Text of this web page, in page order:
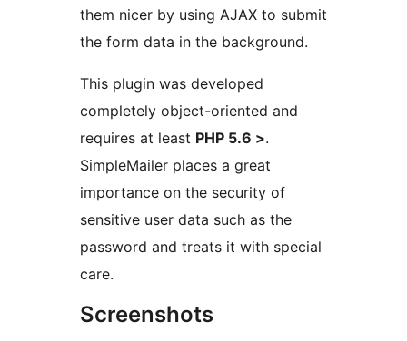
them nicer by using AJAX to submit
the form data in the background.
This plugin was developed
completely object-oriented and
requires at least PHP 5.6 >.
SimpleMailer places a great
importance on the security of
sensitive user data such as the
password and treats it with special
care.
Screenshots